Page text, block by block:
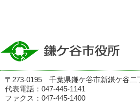
〒273-0195 千葉県鎌ケ谷市新鎌ケ谷二
代表電話：047-445-1141
ファクス：047-445-1400